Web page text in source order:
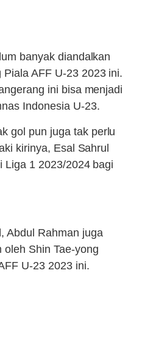
banyak diandalkan
AFF U-23 2023 ini.
ini bisa menjadi
Indonesia U-23.
gol pun juga tak perlu
kirinya, Esal Sahrul
Liga 1 2023/2024 bagi
Abdul Rahman juga
oleh Shin Tae-yong
U-23 2023 ini.